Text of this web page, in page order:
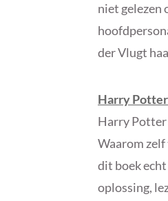
niet gelezen
der Vlugt
Harry
Harry Potter
Waarom zelf
dit boek echt
oplossing,